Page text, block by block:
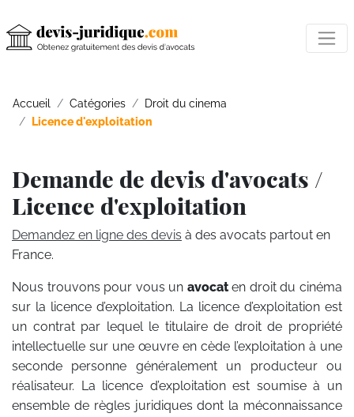
Accueil Catégories
Droit du cinema
Licence d'exploitation
Demande de devis d'avocats /
Licence d'exploitation
Demandez en ligne des devis à des avocats partout en
France.
Nous trouvons pour vous un avocaten droit du cinéma
sur la licence d’exploitation. La licence d’exploitation est
un contrat par lequel le titulaire de droit de propriété
intellectuelle sur une œuvre en cède l’exploitation à une
seconde personne généralement un producteur ou
réalisateur. La licence d’exploitation est soumise à un
ensemble de règles juridiques dont la méconnaissance